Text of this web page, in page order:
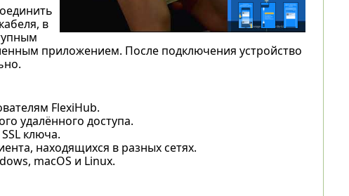
в
приложением. После подключения устройство
FlexiHub.
удалённого доступа.
ключа.
находящихся в разных сетях.
macOS и Linux.